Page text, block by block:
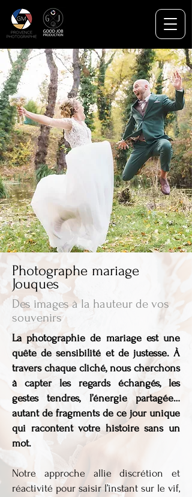
Photographe mariage
Jouques
Des images à la hauteur de vos
souvenirs
La photographie de mariage est une
quête de sensibilité et de justesse. À
travers chaque cliché, nous cherchons
à capter les regards échangés, les
gestes tendres, l’énergie partagée…
autant de fragments de ce jour unique
qui racontent votre histoire sans un
mot.
Notre approche allie discrétion et
réactivité pour saisir l’instant sur le vif,